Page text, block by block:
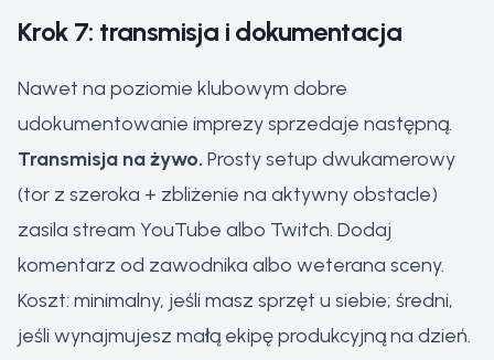
Krok 7: transmisja i dokumentacja
Nawet na poziomie klubowym dobre
udokumentowanie imprezy sprzedaje następną.
Transmisja na żywo. Prosty setup dwukamerowy
(tor z szeroka + zbliżenie na aktywny obstacle)
zasila stream YouTube albo Twitch. Dodaj
komentarz od zawodnika albo weterana sceny.
Koszt: minimalny, jeśli masz sprzęt u siebie; średni,
jeśli wynajmujesz małą ekipę produkcyjną na dzień.